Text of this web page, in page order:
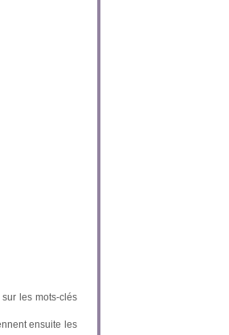
les mots-clés
ensuite les